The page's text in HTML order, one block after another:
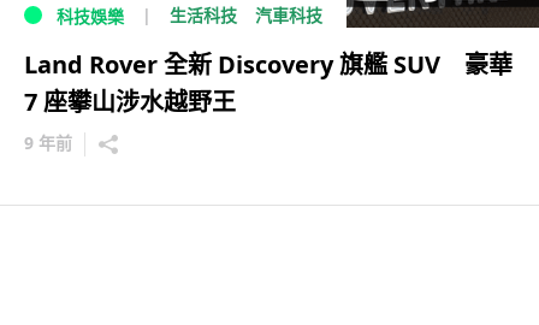
科技娛樂 生活科技 汽車科技
Land Rover 全新 Discovery 旗艦 SUV 豪華
7 座攀山涉水越野王
9 年前